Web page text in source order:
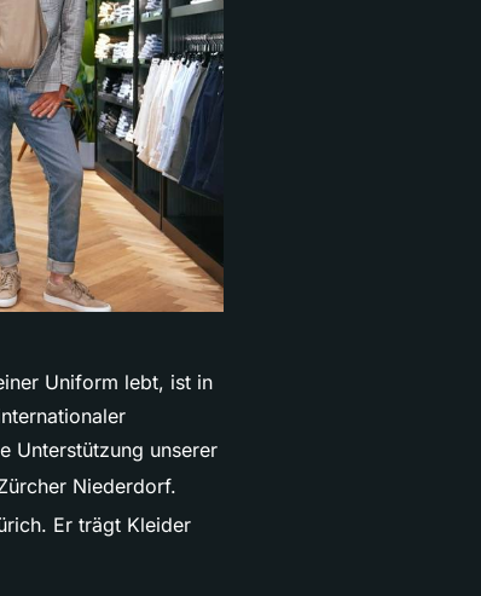
Uniform lebt, ist in
Unterstützung unserer
Niederdorf.
Er trägt Kleider